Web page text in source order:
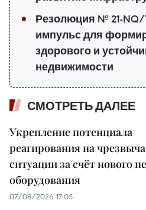
Резолюция № 21-
импульс для
здорового и
недвижимости
СМОТРЕТЬ ДАЛЕЕ
Укрепление потенциала
реагирования на
ситуации за счёт нового
оборудования
07/08/2026 17:05